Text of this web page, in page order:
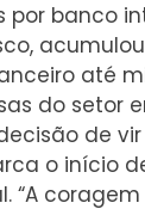
por banco
até
do setor
de
o início
“A